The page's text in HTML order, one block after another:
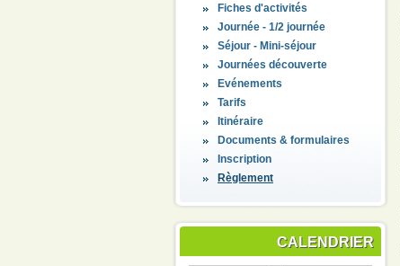
Fiches d'activités
Journée - 1/2 journée
Séjour - Mini-séjour
Journées découverte
Evénements
Tarifs
Itinéraire
Documents & formulaires
Inscription
Règlement
CALENDRIER